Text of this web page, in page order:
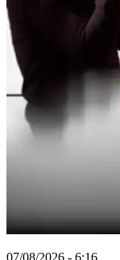
07/08/2026 - 6:16